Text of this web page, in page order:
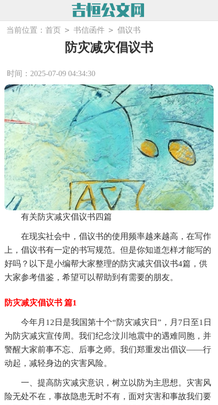
当前位置：首页 > 书信函件 > 倡议书
防灾减灾倡议书
时间：2025-07-09 04:34:30
有关防灾减灾倡议书四篇
在现实社会中，倡议书的使用频率越来越高，在写作
上，倡议书有一定的书写规范。但是你知道怎样才能写的
好吗？以下是小编帮大家整理的防灾减灾倡议书4篇，供
大家参考借鉴，希望可以帮助到有需要的朋友。
防灾减灾倡议书 篇1
今年月12日是我国第十个“防灾减灾日”，月7日至1日
为防灾减灾宣传周。我们纪念汶川地震中的遇难同胞，并
警醒大家前事不忘、后事之师。我们郑重发出倡议——行
动起，减轻身边的灾害风险。
一、提高防灾减灾意识，树立以防为主思想。灾害风
险无处不在，事故隐患无时不有，面对灾害和事故我们要